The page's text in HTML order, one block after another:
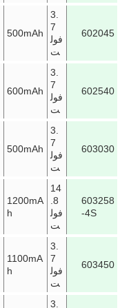
602045
3.
7
فول
ت
500mAh
602540
3.
7
فول
ت
600mAh
603030
3.
7
فول
ت
500mAh
603258
-4S
14
.8
فول
ت
1200mA
h
603450
3.
7
فول
ت
1100mA
h
3.